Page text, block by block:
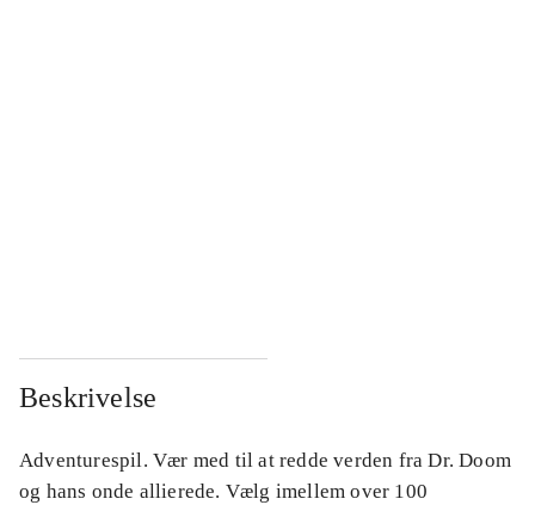
Beskrivelse
Adventurespil. Vær med til at redde verden fra Dr. Doom
og hans onde allierede. Vælg imellem over 100